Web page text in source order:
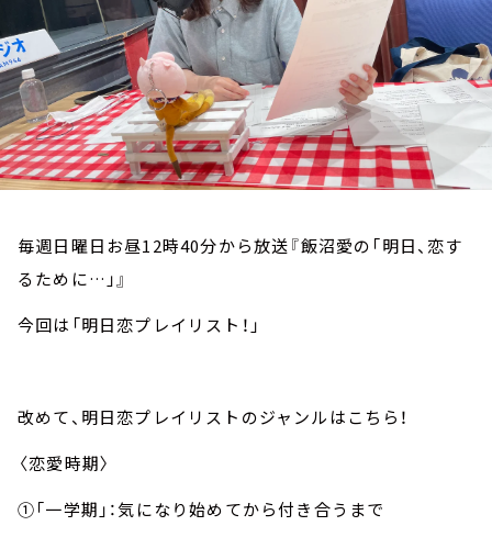
毎週日曜日お昼12時40分から放送『飯沼愛の「明日、恋す
るために…」』
今回は「明日恋プレイリスト！」
改めて、明日恋プレイリストのジャンルはこちら！
〈恋愛時期〉
①「一学期」：気になり始めてから付き合うまで